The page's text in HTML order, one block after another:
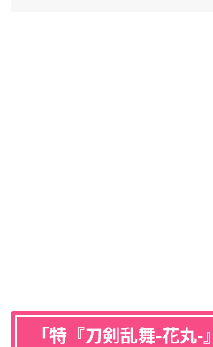
「特『刀剣乱舞-花丸-